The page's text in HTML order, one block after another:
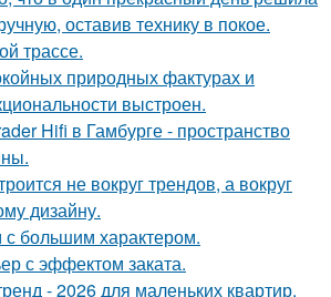
оставив технику в покое.
трассе.
природных фактурах и
выстроен.
Hifi в Гамбурге - пространство
не вокруг трендов, а вокруг
дизайну.
большим характером.
с эффектом заката.
- 2026 для маленьких квартир.